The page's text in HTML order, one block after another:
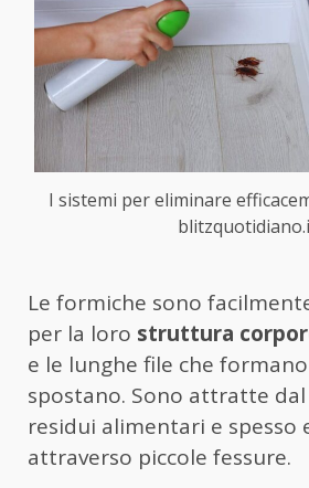
I sistemi per eliminare
Le formiche sono
per la loro struttura
e le lunghe file che
spostano. Sono attratte
residui alimentari e spesso
attraverso piccole fessure.